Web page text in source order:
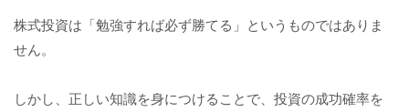
株式投資は「勉強すれば必ず勝てる」というものではありま
せん。
しかし、正しい知識を身につけることで、投資の成功確率を